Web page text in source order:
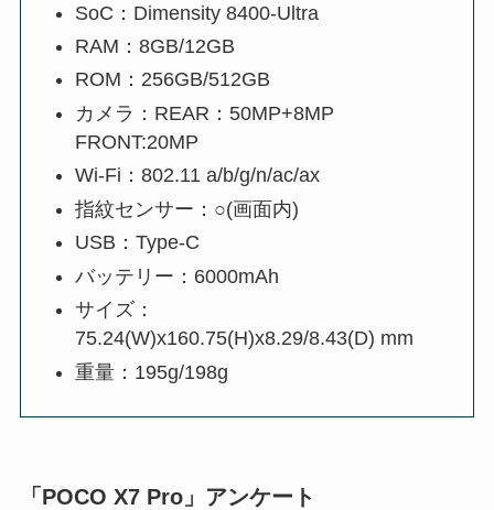
SoC：Dimensity 8400-Ultra
RAM：8GB/12GB
ROM：256GB/512GB
カメラ：REAR：50MP+8MP
FRONT:20MP
Wi-Fi：802.11 a/b/g/n/ac/ax
指紋センサー：○(画面内)
USB：Type-C
バッテリー：6000mAh
サイズ：
75.24(W)x160.75(H)x8.29/8.43(D) mm
重量：195g/198g
「POCO X7 Pro」アンケート